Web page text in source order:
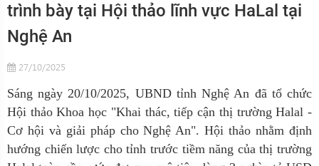
trình bày tại Hội thảo lĩnh vực HaLal tại
Nghệ An
27/10/2025
Sáng ngày 20/10/2025, UBND tỉnh Nghệ An đã tổ chức
Hội thảo Khoa học "Khai thác, tiếp cận thị trường Halal -
Cơ hội và giải pháp cho Nghệ An". Hội thảo nhằm định
hướng chiến lược cho tỉnh trước tiềm năng của thị trường